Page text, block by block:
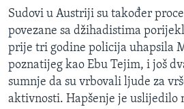
Sudovi u Austriji su također
povezane sa džihadistima
prije tri godine policija uhapsila
poznatijeg kao Ebu Tejim, i još
sumnje da su vrbovali ljude za
aktivnosti. Hapšenje je uslijedilo